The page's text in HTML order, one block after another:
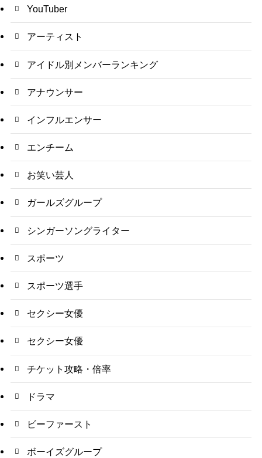
YouTuber
アーティスト
アイドル別メンバーランキング
アナウンサー
インフルエンサー
エンチーム
お笑い芸人
ガールズグループ
シンガーソングライター
スポーツ
スポーツ選手
セクシー女優
セクシー女優
チケット攻略・倍率
ドラマ
ビーファースト
ボーイズグループ